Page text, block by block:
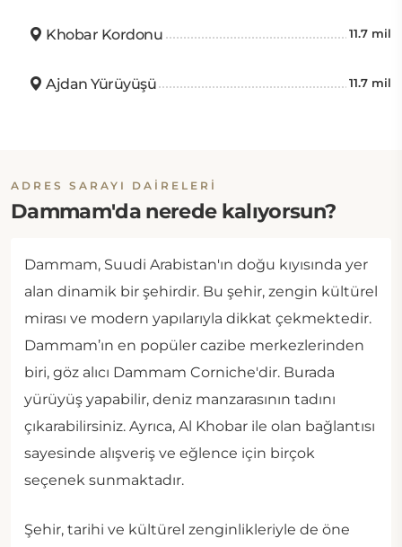
Khobar Kordonu 11.7 mil
Ajdan Yürüyüşü 11.7 mil
ADRES SARAYI DAIRELERI
Dammam'da nerede kalıyorsun?
Dammam, Suudi Arabistan'ın doğu kıyısında yer
alan dinamik bir şehirdir. Bu şehir, zengin kültürel
mirası ve modern yapılarıyla dikkat çekmektedir.
Dammam’ın en popüler cazibe merkezlerinden
biri, göz alıcı Dammam Corniche'dir. Burada
yürüyüş yapabilir, deniz manzarasının tadını
çıkarabilirsiniz. Ayrıca, Al Khobar ile olan bağlantısı
sayesinde alışveriş ve eğlence için birçok
seçenek sunmaktadır.
Şehir, tarihi ve kültürel zenginlikleriyle de öne